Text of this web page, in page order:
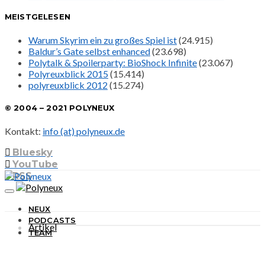
MEISTGELESEN
Warum Skyrim ein zu großes Spiel ist(24.915)
Baldur’s Gate selbst enhanced(23.698)
Polytalk & Spoilerparty: BioShock Infinite(23.067)
Polyreuxblick 2015(15.414)
polyreuxblick 2012 (15.274)
© 2004 – 2021 POLYNEUX
Kontakt: info (at) polyneux.de
Bluesky
YouTube
RSS
NEUX
PODCASTS
TEAM
Artikel